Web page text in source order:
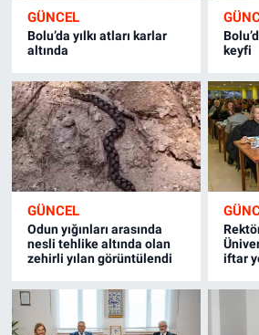
GÜNCEL
Bolu’da yılkı atları karlar
altında
keyfi
GÜNCEL
Odun yığınları arasında
nesli tehlike altında olan
zehirli yılan görüntülendi
iftar